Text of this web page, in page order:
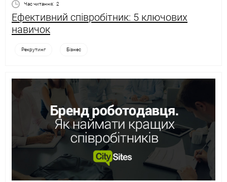
Час читання: 2
Ефективний співробітник: 5 ключових
навичок
Рекрутинг Бізнес